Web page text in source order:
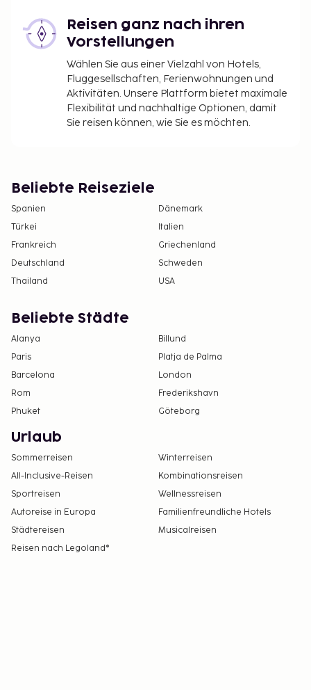
Reisen ganz nach ihren
Vorstellungen
Wählen Sie aus einer Vielzahl von Hotels,
Fluggesellschaften, Ferienwohnungen und
Aktivitäten. Unsere Plattform bietet maximale
Flexibilität und nachhaltige Optionen, damit
Sie reisen können, wie Sie es möchten.
Beliebte Reiseziele
Spanien
Dänemark
Türkei
Italien
Frankreich
Griechenland
Deutschland
Schweden
Thailand
USA
Beliebte Städte
Alanya
Billund
Paris
Platja de Palma
Barcelona
London
Rom
Frederikshavn
Phuket
Göteborg
Urlaub
Sommerreisen
Winterreisen
All-Inclusive-Reisen
Kombinationsreisen
Sportreisen
Wellnessreisen
Autoreise in Europa
Familienfreundliche Hotels
Städtereisen
Musicalreisen
Reisen nach Legoland®